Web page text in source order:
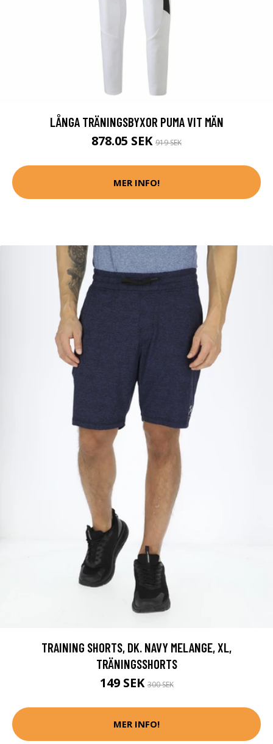
LÅNGA TRÄNINGSBYXOR PUMA VIT MÄN
878.05 SEK 919 SEK
MER INFO!
TRAINING SHORTS, DK. NAVY MELANGE, XL,
TRÄNINGSSHORTS
149 SEK300 SEK
MER INFO!